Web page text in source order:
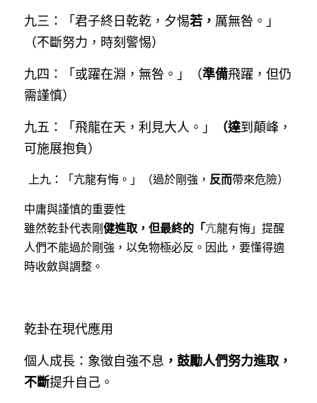
九三：「君子終日乾乾，夕惕若， 厲無咎。」
（不斷努力，時刻警惕）
九四：「或躍在淵，無咎。」（準備飛躍，但仍
需謹慎）
九五：「飛龍在天，利見大人。」
（達到顛峰，
可施展抱負）
上九：「亢龍有悔。」（過於剛強， 反而帶來危險）
中庸與謹慎的重要性
雖然乾卦代表剛健進取，但最終的「亢龍有悔」提醒
人們不能過於剛強，以免物極必反。因此，要懂得適
時收斂與調整。
乾卦在現代應用
個人成長：象徵自強不息 ，鼓勵人們努力進取，
不斷提升自己。